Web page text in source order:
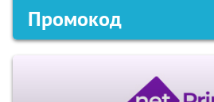
Промокод